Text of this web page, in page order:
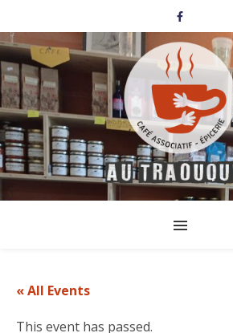
« All Events
This event has passed.